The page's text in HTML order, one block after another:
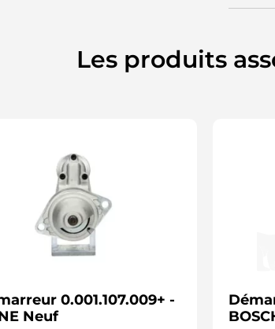
Les produits
0.001.107.009+ -
Neuf